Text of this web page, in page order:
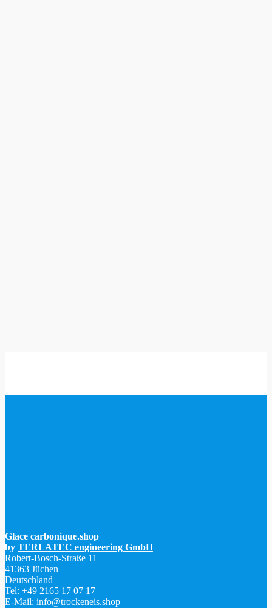
Glace carbonique.shop
by TERLATEC engineering GmbH
Robert-Bosch-Straße 11
41363 Jüchen
Deutschland
Tel: +49 2165 17 07 17
E-Mail: info@trockeneis.shop